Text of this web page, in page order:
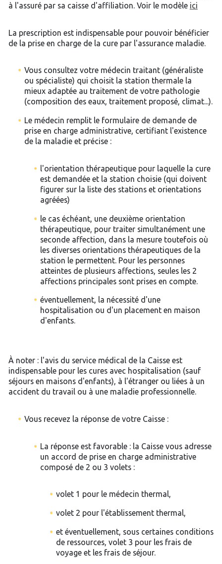
à l'assuré par sa caisse d'affiliation. Voir le modèle ici
La prescription est indispensable pour pouvoir bénéficier
de la prise en charge de la cure par l'assurance maladie.
Vous consultez votre médecin traitant (généraliste
ou spécialiste) qui choisit la station thermale la
mieux adaptée au traitement de votre pathologie
(composition des eaux, traitement proposé, climat...).
Le médecin remplit le formulaire de demande de
prise en charge administrative, certifiant l'existence
de la maladie et précise :
l'orientation thérapeutique pour laquelle la cure
est demandée et la station choisie (qui doivent
figurer sur la liste des stations et orientations
agréées)
le cas échéant, une deuxième orientation
thérapeutique, pour traiter simultanément une
seconde affection, dans la mesure toutefois où
les diverses orientations thérapeutiques de la
station le permettent. Pour les personnes
atteintes de plusieurs affections, seules les 2
affections principales sont prises en compte.
éventuellement, la nécessité d'une
hospitalisation ou d'un placement en maison
d'enfants.
À noter : l'avis du service médical de la Caisse est
indispensable pour les cures avec hospitalisation (sauf
séjours en maisons d'enfants), à l'étranger ou liées à un
accident du travail ou à une maladie professionnelle.
Vous recevez la réponse de votre Caisse :
La réponse est favorable : la Caisse vous adresse
un accord de prise en charge administrative
composé de 2 ou 3 volets :
volet 1 pour le médecin thermal,
volet 2 pour l'établissement thermal,
et éventuellement, sous certaines conditions
de ressources, volet 3 pour les frais de
voyage et les frais de séjour.